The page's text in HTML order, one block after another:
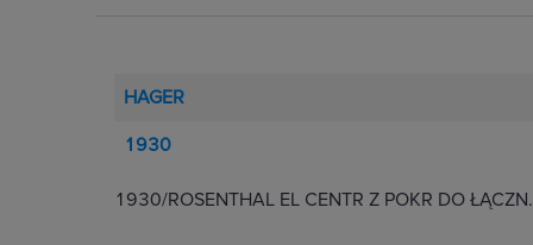
HAGER
1930
1930/ROSENTHAL EL CENTR Z POKR DO ŁĄCZN.